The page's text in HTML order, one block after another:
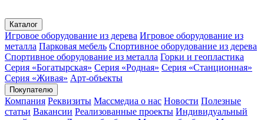
Каталог
Игровое оборудование из дерева Игровое оборудование из
металла Парковая мебель Спортивное оборудование из дерева
Спортивное оборудование из металла Горки и геопластика
Серия «Богатырская» Серия «Родная» Серия «Станционная»
Серия «Живая» Арт-объекты
Покупателю
Компания Реквизиты Массмедиа о нас Новости Полезные
статьи Вакансии Реализованные проекты Индивидуальный